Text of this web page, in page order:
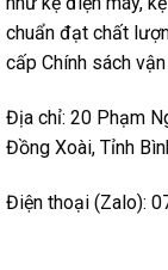
chuẩn đạt chất
cấp Chính sách
Địa chỉ: 20 Phạm
Đồng Xoài, Tỉnh
Điện thoại (Zalo):